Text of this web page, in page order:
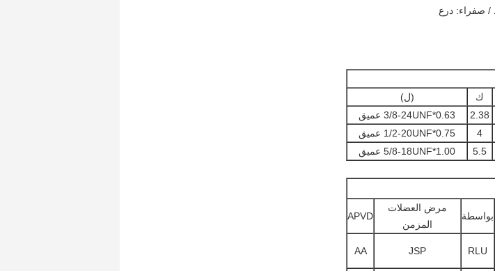
ك
(ل)
2.38
3/8-24UNF*0.63 عميق
4
1/2-20UNF*0.75 عميق
5.5 5/8-18UNF*1.00 عميق
بواسطة
مرض العضلات
المزمن
APVD
RLU
JSP
AA